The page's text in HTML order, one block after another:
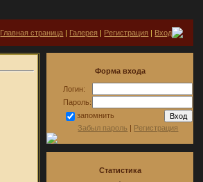
Главная страница | Галерея | Регистрация | Вход
Форма входа
Логин:
Пароль:
запомнить
Забыл пароль | Регистрация
Статистика